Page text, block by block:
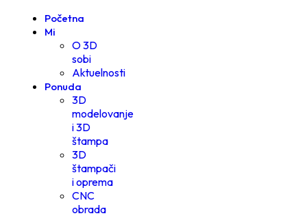
Početna
Mi
O 3D
sobi
Aktuelnosti
Ponuda
3D
modelovanje
i 3D
štampa
3D
štampači
i oprema
CNC
obrada